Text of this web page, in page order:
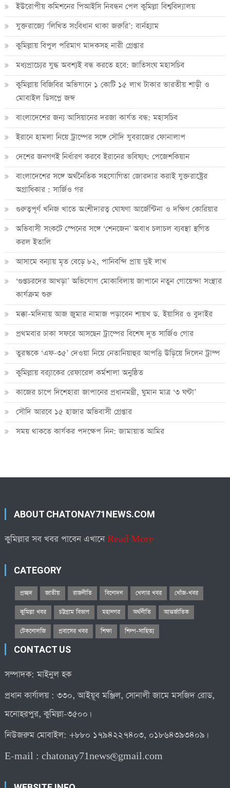
ইউরোপীয় কমিশনের পিআইসি নিবন্ধন পেল কুমিল্লা বিশ্ববিদ্যালয়
যুক্তরাজ্যে ‘লিখিত সংবিধান থাকা জরুরি’: বার্নহ্যাম
কুমিল্লায় বিপুল পরিমাণ মাদকসহ নারী গ্রেপ্তার
মধ্যপ্রাচ্যের যুদ্ধ অবশ্যই বন্ধ করতে হবে: জাতিসংঘ মহাসচিব
কুমিল্লায় বিজিবির অভিযানে ১ কোটি ১৫ লাখ টাকার ভারতীয় শাড়ী ও
মোবাইল ডিসপ্লে জব্দ
বাংলাদেশের জন্য আসিয়ানের দরজা কার্যত বন্ধ: মহাসচিব
ইরানে হামলা নিয়ে ট্রাম্পের সঙ্গে সৌদি যুবরাজের ফোনালাপ
দেশের জনগণই নির্ধারণ করবে ইরানের ভবিষ্যৎ: পেজেশকিয়ান
বাংলাদেশের সঙ্গে অর্থনৈতিক সহযোগিতা জোরদার করাই যুক্তরাষ্ট্রের
অগ্রাধিকার : সার্জিও গর
গুরুত্বপূর্ণ খনিজ খাতে অংশীদারত্ব ঘোষণা আর্জেন্টিনা ও দক্ষিণ কোরিয়ার
অভিবাসী সংকটে স্পেনের সঙ্গে ‘শেনজেন’ অবাধ চলাচল ব্যবস্থা স্থগিত
করল ইতালি
আসামে বন্যায় মৃত বেড়ে ৮২, পানিবন্দি প্রায় দুই লাখ
‘গুপ্তচরদের আখড়া’ অভিযোগ মোকাবিলায় জাপানে নতুন গোয়েন্দা সংস্থার
কার্যক্রম শুরু
মক্কা-মদিনায় আজ জুমার নামাজ পড়াবেন শায়খ ড. ইয়াসির ও বুদাইর
প্রথমবার ঢাকা সফরে আসছেন ট্রাম্পের বিশেষ দূত সার্জিও গোর
তুরস্ককে ‘এফ-৩৫’ দেওয়া নিয়ে নেতানিয়াহুর আপত্তি উড়িয়ে দিলেন ট্রাম্প
কুমিল্লায় ব্র‍্যাকের রেফারেল কর্মশালা অনুষ্ঠিত
কাজের চাপে দিশেহারা জাপানের প্রধানমন্ত্রী, ঘুমান মাত্র ‘৩ ঘণ্টা’
সৌদি আরবে ১৫ হাজার অভিবাসী গ্রেপ্তার
সময় থাকতে কার্যকর পদক্ষেপ নিন: জামায়াত আমির
ABOUT CHATONAY71NEWS.COM
কুমিল্লার সব খবর পাবেন এখানেRead More
CATEGORY
প্রচ্ছদ জাতীয় রাজনীতি বিনোদন খেলার খবর খোঁজ-খবর
কুমিল্লা খবর চট্টগ্রাম বিভাগ মহানগর অর্থনীতি আন্তর্জাতিক
টেকনোলজি প্রবাসের খবর শিক্ষা শিল্প-সাহিত্য
CONTACT US
সম্পাদক: মাইনুল হক
প্রধান কার্যালয় : ৩৩০, আইয়ূব মঞ্জিল, সোনালী জামে মসজিদ রোড,
মনোহরপুর, কুমিল্লা-৩৫০০।
নিউজরুম মোবাইল: +৮৮০ ১৭৯৪২২৭৪০৩, ০১৮৬৪৩৯৩৪০৯।
E-mail :chatonay71news@gmail.com